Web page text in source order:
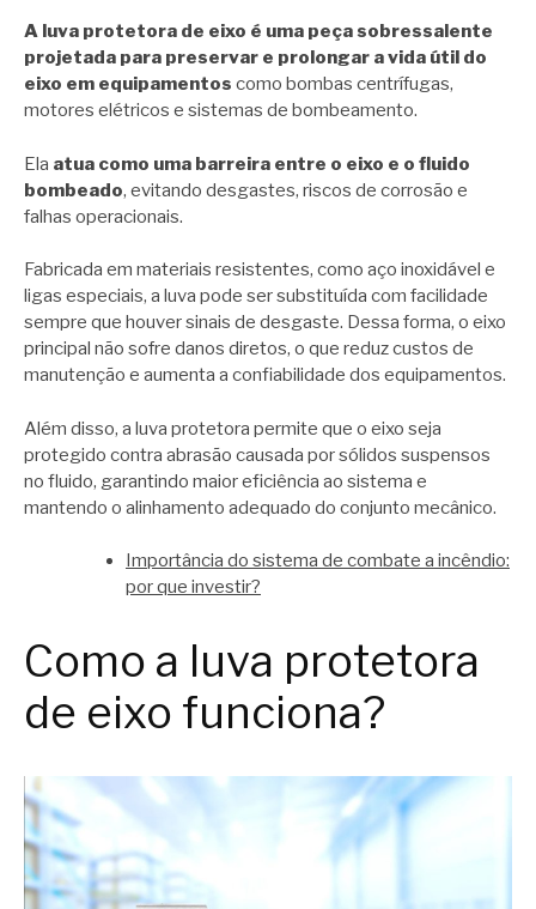
A luva protetora de eixo é uma peça sobressalente
projetada para preservar e prolongar a vida útil do
eixo em equipamentos como bombas centrífugas,
motores elétricos e sistemas de bombeamento.
Ela atua como uma barreira entre o eixo e o fluido
bombeado, evitando desgastes, riscos de corrosão e
falhas operacionais.
Fabricada em materiais resistentes, como aço inoxidável e
ligas especiais, a luva pode ser substituída com facilidade
sempre que houver sinais de desgaste. Dessa forma, o eixo
principal não sofre danos diretos, o que reduz custos de
manutenção e aumenta a confiabilidade dos equipamentos.
Além disso, a luva protetora permite que o eixo seja
protegido contra abrasão causada por sólidos suspensos
no fluido, garantindo maior eficiência ao sistema e
mantendo o alinhamento adequado do conjunto mecânico.
Importância do sistema de combate a incêndio:
por que investir?
Como a luva protetora
de eixo funciona?